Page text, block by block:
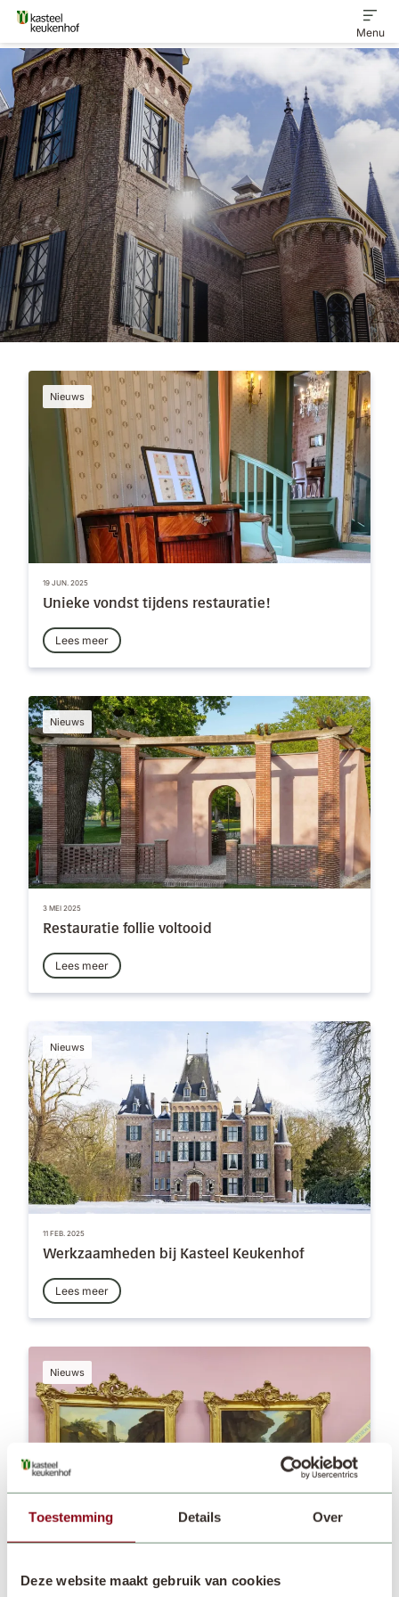
Toestemming Details Over
Deze website maakt gebruik van cookies
Home
Ontdek het landgoed
Veelgestelde vragen
Contact
Menu
Nieuws
19 JUN. 2025
Unieke vondst tijdens restauratie!
Lees meer
Nieuws
3 MEI 2025
Restauratie follie voltooid
Lees meer
Nieuws
11 FEB. 2025
Werkzaamheden bij Kasteel Keukenhof
Lees meer
Nieuws
Schilderijen Casper Wolf uit de collectie